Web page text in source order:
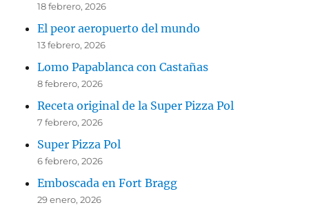
18 febrero, 2026
El peor aeropuerto del mundo
13 febrero, 2026
Lomo Papablanca con Castañas
8 febrero, 2026
Receta original de la Super Pizza Pol
7 febrero, 2026
Super Pizza Pol
6 febrero, 2026
Emboscada en Fort Bragg
29 enero, 2026